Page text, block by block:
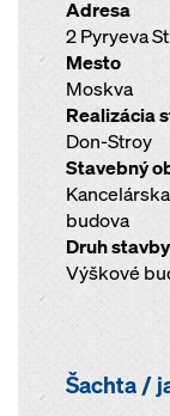
Adresa
2 Pyryeva
Mesto
Moskva
Realizácia
Don-Stroy
Stavebný
budova
Druh stavby
Výškové
Šachta /